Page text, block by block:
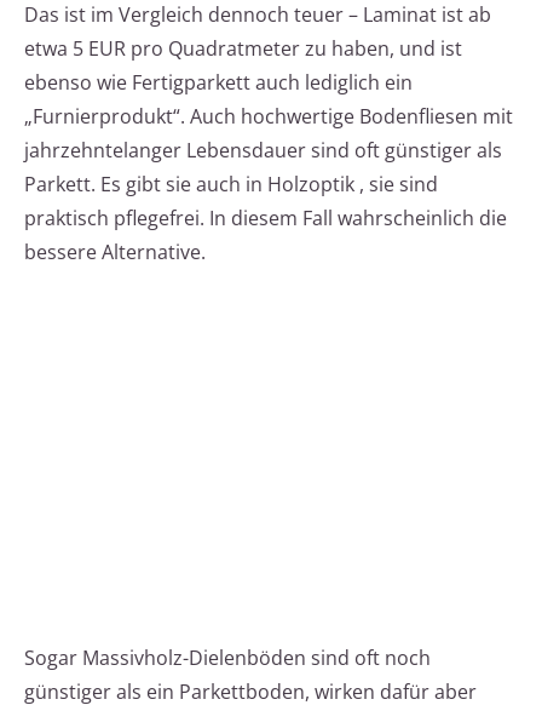
Das ist im Vergleich dennoch teuer – Laminat ist ab
etwa 5 EUR pro Quadratmeter zu haben, und ist
ebenso wie Fertigparkett auch lediglich ein
„Furnierprodukt“. Auch hochwertige Bodenfliesen mit
jahrzehntelanger Lebensdauer sind oft günstiger als
Parkett. Es gibt sie auch in Holzoptik , sie sind
praktisch pflegefrei. In diesem Fall wahrscheinlich die
bessere Alternative.
Sogar Massivholz-Dielenböden sind oft noch
günstiger als ein Parkettboden, wirken dafür aber